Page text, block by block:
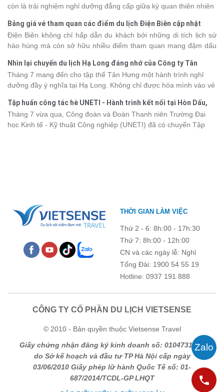
còn là trải nghiệm nghỉ dưỡng đẳng cấp giữa kỳ quan thiên nhiên
khác nhau, khiến nhiều du khách băn khoăn khi lựa chọn. Bài viết
dưới đây sẽ cập nhật bảng giá tour du thuyền Hạ Long mới nhất
2026 từ 3 - 6 sao, giúp bạn dễ dàng so sánh và tìm được hành
trình phù hợp với nhu cầu cũng như ngân sách.
Bảng giá vé tham quan các điểm du lịch Điện Biên cập nhật
2026
Điện Biên không chỉ hấp dẫn du khách bởi những di tích lịch sử
hào hùng mà còn sở hữu nhiều điểm tham quan mang đậm dấu
phá vùng đất này, việc cập nhật trước giá vé sẽ giúp bạn chủ
động hơn trong lịch trình và chi phí. Cùng Vietsense Travel tham
khảo bảng giá vé tham quan các điểm du lịch Điện Biênmới nhất
năm 2026 ngay dưới đây.
Nhìn lại chuyến du lịch Hạ Long đáng nhớ của Công ty Tân
Hưng 2026
Tháng 7 mang đến cho tập thể Tân Hưng một hành trình nghỉ
dưỡng đầy ý nghĩa tại Hạ Long. Không chỉ được hòa mình vào vẻ
kết, sẻ chia và lưu giữ nhiều khoảnh khắc đáng nhớ. Hãy cùng
nhìn lại chuyến đi ngập tràn niềm vui và những trải nghiệm khó
quên.
Tập huấn công tác hè UNETI - Hành trình kết nối tại Hòn Dấu,
Đồ Sơn
Tháng 7 vừa qua, Công đoàn và Đoàn Thanh niên Trường Đại
học Kinh tế - Kỹ thuật Công nghiệp (UNETI) đã có chuyến Tập
THỜI GIAN LÀM VIỆC
Thứ 2 - 6: 8h:00 - 17h:30
Thứ 7: 8h:00 - 12h:00
CN và các ngày lễ: Nghỉ
Tổng Đài: 1900 54 55 19
Hotline: 0937 191 888
CÔNG TY CỔ PHẦN DU LỊCH VIETSENSE
© 2010 - Bản quyền thuộc Vietsense Travel
Giấy chứng nhận đăng ký kinh doanh số: 0104731205
do Sở kế hoạch và đầu tư TP Hà Nội cấp ngày
03/06/2010 Giấy phép lữ hành Quốc Tế số: 01-
687/2014/TCDL-GP LHQT